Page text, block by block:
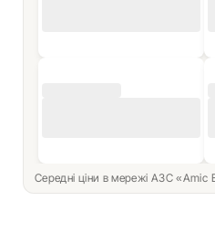
Середні ціни в мережі АЗС «Amic